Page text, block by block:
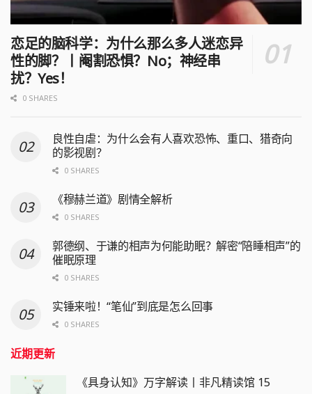
恋足的脑科学：为什么那么多人迷恋异
性的脚？丨阉割恐惧？No；神经串
扰？Yes！
0 SHARES
良性自虐：为什么会有人喜欢恐怖、重口、猎奇向
的影视剧？
0 SHARES
《穆赫兰道》剧情全解析
0 SHARES
郭德纲、于谦的相声为何能助眠？解密“陪睡相声”的
催眠原理
0 SHARES
实锤来啦！“笔仙”到底是怎么回事
0 SHARES
近期更新
《具身认知》万字解读丨非凡精读馆 15